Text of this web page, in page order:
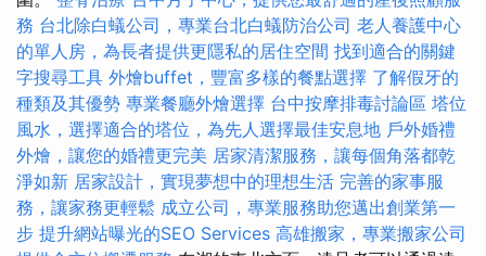
務 台北除白蟻公司，專業台北白蟻防治公司 老人養護中心
的單人房，為長者提供更隱私的居住空間 找到適合的關鍵
字搜尋工具 外燴buffet，豐富多樣的餐點選擇 了解假牙的
種類及其優勢 專業餐廳外燴選擇 台中按摩排毒討論區 塔位
風水，選擇適合的塔位，為先人選擇最佳安息地 戶外婚禮
外燴，讓您的婚禮更完美 居家清潔服務，讓每個角落都乾
淨如新 居家設計，實現夢想中的理想生活 完善的家事服
務，讓家務更輕鬆 成立公司，專業服務助您邁出創業第一
步 提升網站曝光的SEO Services 高雄搬家，專業搬家公司